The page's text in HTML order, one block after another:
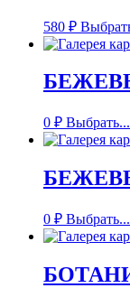
580 ₽
0 ₽ Выбрать...
0 ₽ Выбрать...